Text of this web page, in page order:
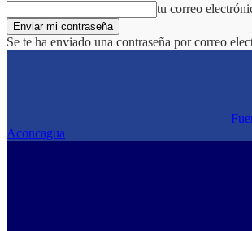
tu correo
Se te ha enviado una contraseña por correo
Aconcagua